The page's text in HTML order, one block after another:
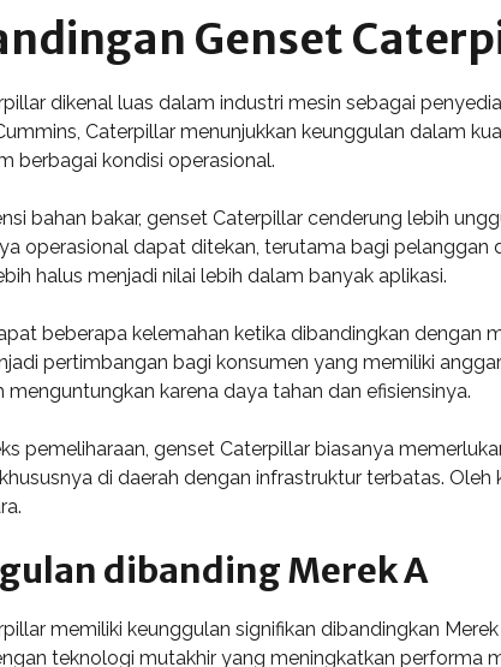
Genset
dikenal luas dalam industri mesin sebagai
Caterpillar menunjukkan keunggulan dalam
berbagai kondisi operasional.
bahan bakar, genset Caterpillar cenderung lebih
operasional dapat ditekan, terutama bagi pelanggan
halus menjadi nilai lebih dalam banyak aplikasi.
beberapa kelemahan ketika dibandingkan dengan
pertimbangan bagi konsumen yang memiliki
menguntungkan karena daya tahan dan efisiensinya.
pemeliharaan, genset Caterpillar biasanya
di daerah dengan infrastruktur terbatas.
dibanding Merek A
memiliki keunggulan signifikan dibandingkan
teknologi mutakhir yang meningkatkan performa